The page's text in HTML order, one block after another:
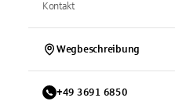
Kontakt
Wegbeschreibung
+49 3691 6850